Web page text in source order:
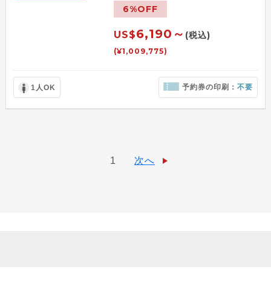
6%OFF
US$6,190～ (税込)
(¥1,009,775)
1人OK 予約券の印刷：不要
1 次へ